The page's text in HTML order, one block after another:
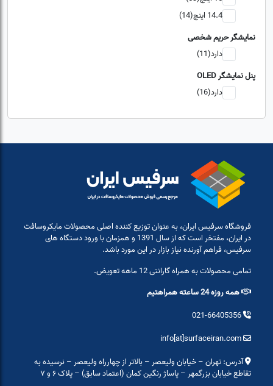
14.4 اینچ(14)
نمایشگر حریم شخصی
دارد(11)
پنل نمایشگر OLED
دارد(16)
فروشگاه سرفیس ایران، به عنوان توزیع کننده اصلی محصولات مایکروسافت
در ایران، مفتخر است که از سال 1391 و همزمان با ورود دستگاه های
سرفیس، فراهم آورنده نیاز بازار در این مورد باشد.
تمامی محصولات به همراه گارانتی 12 ماهه تعویض.
همه روزه 24 ساعته همراهتیم
021-66405356
آدرس: تهران – خیابان ولیعصر – بالاتر از چهارراه ولیعصر – نرسیده به
تقاطع خیابان بزرگمهر – پاساژ رنگین کمان (اعتماد سابق) – پلاک ۶ و ۷